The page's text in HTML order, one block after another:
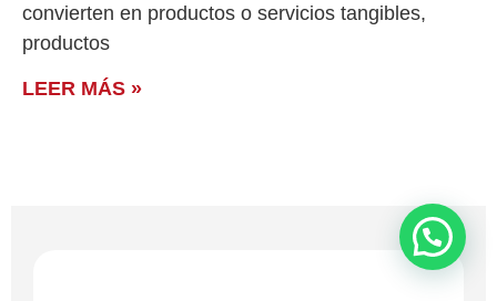
convierten en productos o servicios tangibles,
productos
LEER MÁS »